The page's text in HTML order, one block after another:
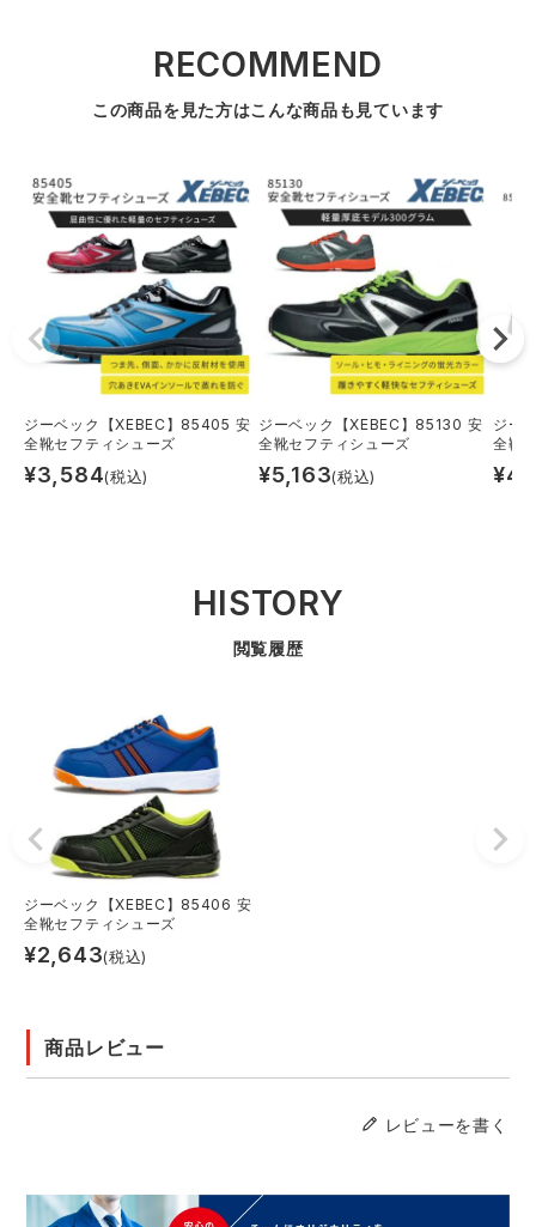
RECOMMEND
この商品を見た方はこんな商品も見ています
ジーベック【XEBEC】85405 安
全靴セフティシューズ
¥3,584(税込)
ジーベック【XEBEC】85130 安
全靴セフティシューズ
¥5,163(税込)
ジー
全靴
¥
HISTORY
閲覧履歴
ジーベック【XEBEC】85406 安
全靴セフティシューズ
¥2,643(税込)
商品レビュー
レビューを書く